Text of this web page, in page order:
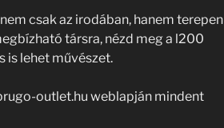
csak az irodában, hanem terepen
társra, nézd meg a l200
is lehet művészet.
outlet.hu weblapján mindent